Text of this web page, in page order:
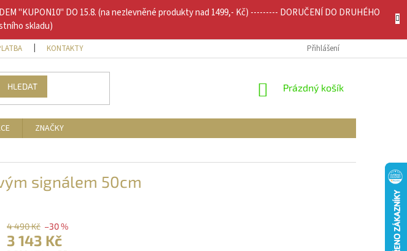
"KUPON10" DO 15.8. (na nezlevněné produkty nad 1499,- Kč) --------- DORUČENÍ DO DRUHÉHO
skladu)
KONTAKTY Přihlášení
HLEDAT
NÁKUPNÍ
Prázdný košík
ZNAČKY
signálem 50cm
4 490 Kč –30 %
3 143 Kč